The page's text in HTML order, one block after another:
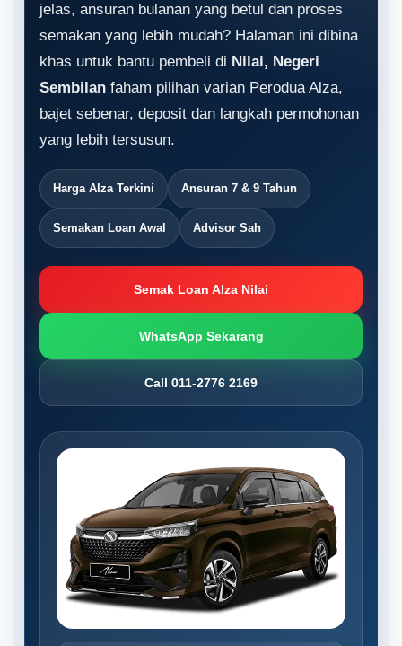
jelas, ansuran bulanan yang betul dan proses
semakan yang lebih mudah? Halaman ini dibina
khas untuk bantu pembeli di Nilai, Negeri
Sembilan faham pilihan varian Perodua Alza,
bajet sebenar, deposit dan langkah permohonan
yang lebih tersusun.
Harga Alza Terkini Ansuran 7 & 9 Tahun
Semakan Loan Awal Advisor Sah
Semak Loan Alza Nilai
WhatsApp Sekarang
Call 011-2776 2169